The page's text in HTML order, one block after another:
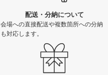
配送・分納について
会場への直接配送や複数箇所への分納
も対応します。